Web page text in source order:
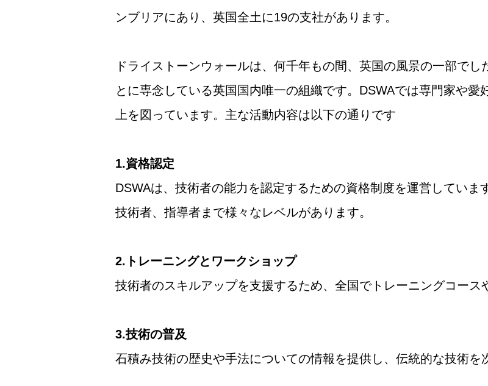
ンブリアにあり、英国全土に19の支社があります。
ドライストーンウォールは、何千年もの間、英国の風景の一部でし
とに専念している英国国内唯一の組織です。 DSWAでは専門家や愛
上を図っています。主な活動内容は以下の通りです
1.資格認定
DSWAは、技術者の能力を認定するための資格制度を運営していま
技術者、指導者まで様々なレベルがあります。
2.トレーニングとワークショップ
技術者のスキルアップを支援するため、全国でトレーニングコース
3.技術の普及
石積み技術の歴史や手法についての情報を提供し、伝統的な技術を